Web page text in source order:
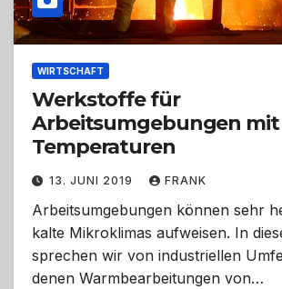
WIRTSCHAFT
Werkstoffe für
Arbeitsumgebungen
Temperaturen
13. JUNI 2019 FRANK
Arbeitsumgebungen können sehr
kalte Mikroklimas aufweisen. In
sprechen wir von industriellen
denen Warmbearbeitungen von…